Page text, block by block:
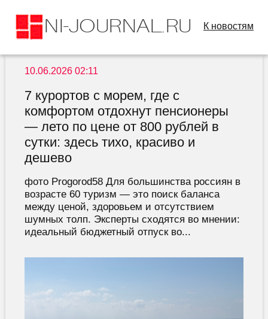
К новостям
10.06.2026 02:11
7 курортов с морем, где с
комфортом отдохнут пенсионеры
— лето по цене от 800 рублей в
сутки: здесь тихо, красиво и
дешево
фото Progorod58 Для большинства россиян в
возрасте 60 туризм — это поиск баланса
между ценой, здоровьем и отсутствием
шумных толп. Эксперты сходятся во мнении:
идеальный бюджетный отпуск во...